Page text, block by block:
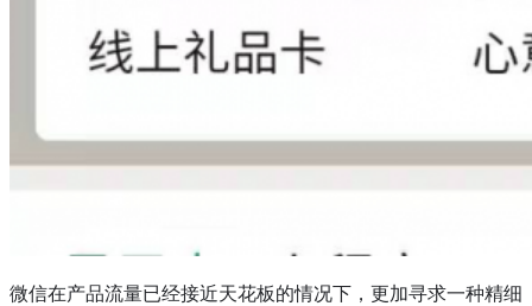
微信在产品流量已经接近天花板的情况下，更加寻求一种精细